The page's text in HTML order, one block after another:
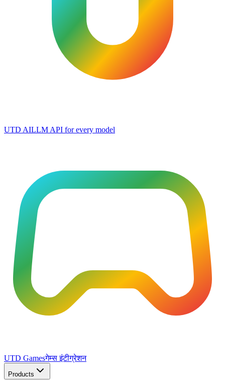
UTD AILLM API for every model
UTD Gamesगेम्स इंटीग्रेशन
Products